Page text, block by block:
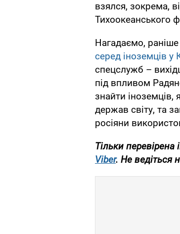
взялся, зокрема,
Тихоокеанського
Нагадаємо,
серед іноземців у
спецслужб –
під впливом
знайти іноземців,
держав світу, та
росіяни
Тільки перевірена
Viber. Не ведіться